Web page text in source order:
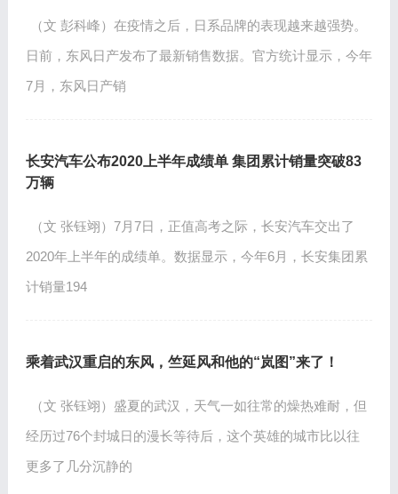
（文 彭科峰）在疫情之后，日系品牌的表现越来越强势。
日前，东风日产发布了最新销售数据。官方统计显示，今年
7月，东风日产销
长安汽车公布2020上半年成绩单 集团累计销量突破83
万辆
（文 张钰翊）7月7日，正值高考之际，长安汽车交出了
2020年上半年的成绩单。数据显示，今年6月，长安集团累
计销量194
乘着武汉重启的东风，竺延风和他的“岚图”来了！
（文 张钰翊）盛夏的武汉，天气一如往常的燥热难耐，但
经历过76个封城日的漫长等待后，这个英雄的城市比以往
更多了几分沉静的